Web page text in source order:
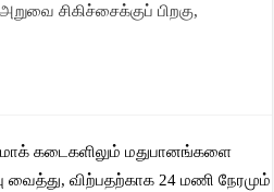
சிகிச்சைக்குப் பிறகு,
கடைகளிலும் மதுபானங்களை
வைத்து, விற்பதற்காக 24 மணி நேரமும்